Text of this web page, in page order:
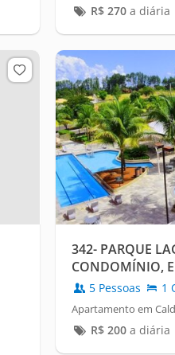
R$ 270a diária
342- PARQUE
CONDOMÍNIO,
5 Pessoas 1
Apartamento em
R$ 200a diária